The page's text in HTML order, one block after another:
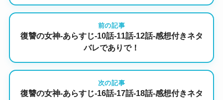
前の記事
復讐の女神-あらすじ-10話-11話-12話-感想付きネタ
バレでありで！
次の記事
復讐の女神-あらすじ-16話-17話-18話-感想付きネタ